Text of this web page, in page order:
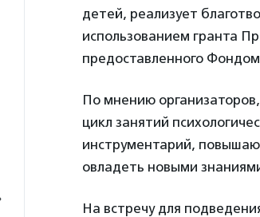
детей, реализует
использованием гранта
предоставленного
По мнению
цикл занятий
инструментарий,
овладеть новыми
На встречу для